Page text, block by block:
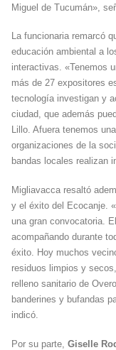
Miguel de Tucumán»,
La funcionaria remarcó
educación ambiental a
interactivas. «Tenemos
más de 27 expositores
tecnología investigan y
ciudad, que además
Lillo. Afuera tenemos
organizaciones de la
bandas locales realizan
Migliavacca resaltó
y el éxito del Ecocanje.
una gran convocatoria.
acompañando durante
éxito. Hoy muchos
residuos limpios y
relleno sanitario de
banderines y bufandas
indicó.
Por su parte, Giselle